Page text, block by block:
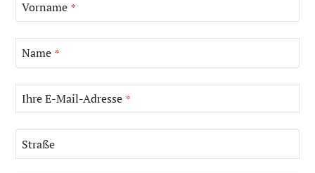
Vorname *
Name *
Ihre E-Mail-Adresse *
Straße